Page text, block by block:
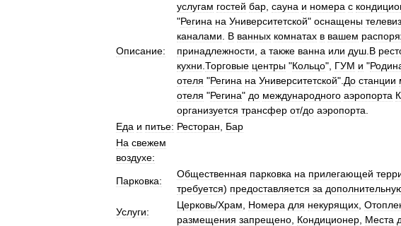
Описание:
услугам гостей бар сауна и номера с
"Регина на Университетской" оснащены
каналами
В ванных комнатах в вашем
принадлежности а также ванна или душ В
кухни Торговые центры "Кольцо", ГУМ и "
отеля "Регина на Университетской". До станции
отеля "Регина" до международного аэропорта
организуется трансфер от/до аэропорта
Еда и питье: Ресторан
Бар
На свежем
воздухе:
Парковка:
Общественная парковка на прилегающей
требуется) предоставляется за
Услуги:
Церковь/Храм Номера для некурящих
размещения запрещено Кондиционер Места